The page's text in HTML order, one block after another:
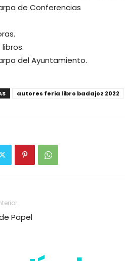
de Conferencias
del Ayuntamiento.
autores feria libro badajoz 2022
Papel